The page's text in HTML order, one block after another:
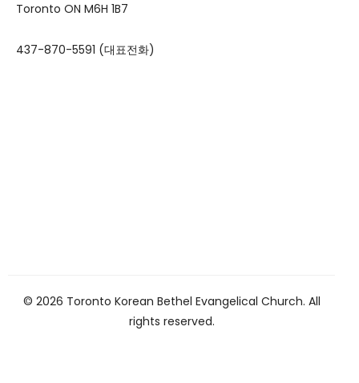
Toronto ON M6H 1B7
437-870-5591 (대표전화)
© 2026 Toronto Korean Bethel Evangelical Church. All
rights reserved.